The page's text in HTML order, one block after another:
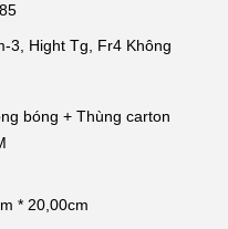
3, Hight Tg, Fr4 Không
bóng + Thùng carton
* 20,00cm